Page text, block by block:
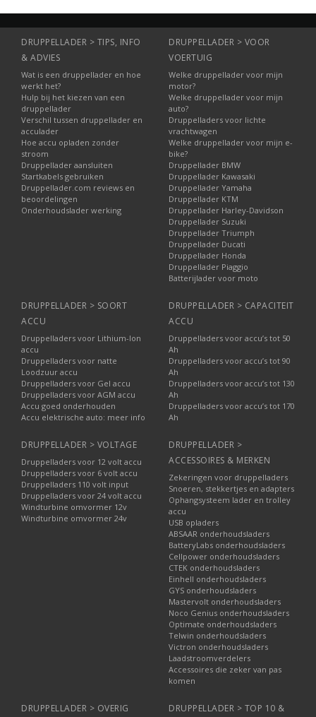
DRUPPELLADER > TIPS, INFO
& ADVIES
Wat is een druppellader en hoe
werkt het?
Hulp bij het kiezen van een
druppellader
Verschil tussen druppellader en
acculader
Hoe accu opladen zonder
stroom
Druppellader aansluiten
Startkabels gebruiken
Druppellader.com reviews en
beoordelingen
Onderhoudslader werking
DRUPPELLADER > VOOR
VOERTUIG
Welke druppellader voor mijn
motor?
Welke druppellader voor mijn
auto?
Druppelladers voor lichte
vrachtwagen
Welke druppellader voor mijn e-
bike?
Druppellader BMW
Druppellader Kawasaki
Druppellader Yamaha
Druppellader KTM
Druppellader Harley-Davidson
Druppellader Suzuki
Druppellader Triumph
Druppellader Ducati
Druppellader Honda
Druppellader Piaggio
Batterijlader voor moto
DRUPPELLADER > SOORT
ACCU
Druppelladers voor Lithium-Ion
accu
Druppelladers voor natte
Loodzuur accu
Druppelladers voor Gel accu
Druppelladers voor AGM accu
Accu goed onderhouden
Accu elektrische auto: meer info
DRUPPELLADER > CAPACITEIT
ACCU
Druppelladers voor accu’s tot 50
Ah
Druppelladers voor accu’s tot 90
Ah
Druppelladers voor accu’s tot 130
Ah
Druppelladers voor accu’s tot 170
Ah
DRUPPELLADER > VOLTAGE
Druppelladers voor 12 volt accu
Druppelladers voor 6 volt accu
Druppelladers 110 volt input
Druppelladers voor 24 volt accu
Windturbine omvormer 12v
Windturbine omvormer 24v
DRUPPELLADER >
ACCESSOIRES & MERKEN
Zekeringen voor druppelladers
Snoeren, stekkertjes en adapters
Ophangsysteem lader en trolley
accu
USB opladers
ABSAAR onderhoudsladers
BatteryLabs onderhoudsladers
Cellpower onderhoudsladers
CTEK onderhoudsladers
Einhell onderhoudsladers
GYS onderhoudsladers
Mastervolt onderhoudsladers
Noco Genius onderhoudsladers
Optimate onderhoudsladers
Telwin onderhoudsladers
Victron onderhoudsladers
Laadstroomverdelers
Accessoires die zeker van pas
komen
DRUPPELLADER > OVERIG
DRUPPELLADER > TOP 10 &